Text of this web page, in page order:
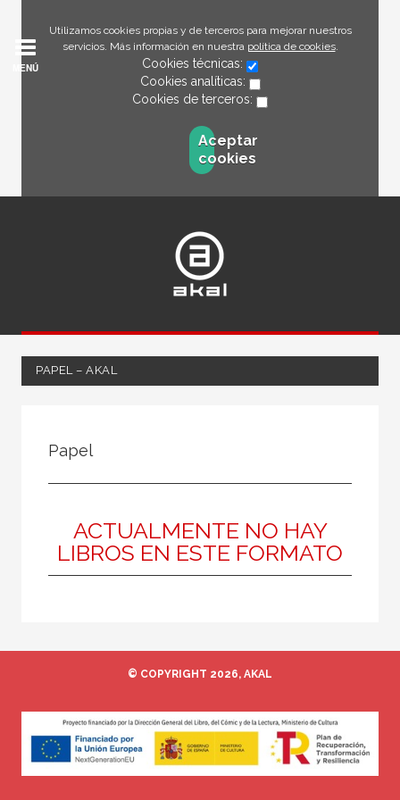
Utilizamos cookies propias y de terceros para mejorar nuestros
servicios. Más información en nuestra política de cookies.
Cookies técnicas:
Cookies analíticas:
Cookies de terceros:
Aceptar
cookies
MENÚ
PAPEL – AKAL
Ciencias humanas y sociales
Historia
Actual
Prehistoria
Papel
ACTUALMENTE NO HAY
LIBROS EN ESTE FORMATO
© COPYRIGHT 2026, AKAL